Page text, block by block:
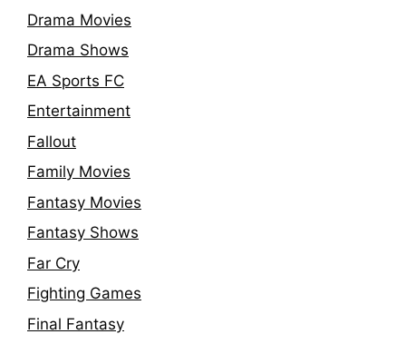
Drama Movies
Drama Shows
EA Sports FC
Entertainment
Fallout
Family Movies
Fantasy Movies
Fantasy Shows
Far Cry
Fighting Games
Final Fantasy